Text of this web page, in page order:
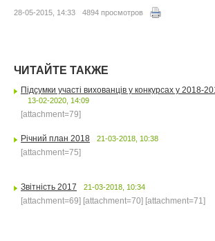
28-05-2015, 14:33 4894 просмотров
ЧИТАЙТЕ ТАКЖЕ
Підсумки участі вихованців у конкурсах у 2018-
13-02-2020, 14:09
[attachment=79]
Річний план 2018 21-03-2018, 10:38
[attachment=75]
Звітність 2017 21-03-2018, 10:34
[attachment=69] [attachment=70] [attachment=71]